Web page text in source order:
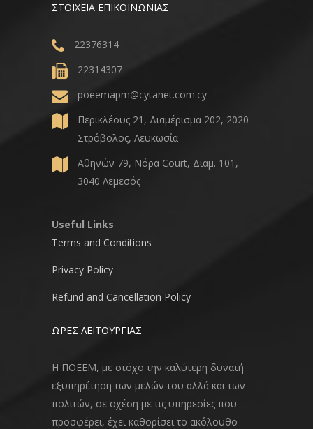
ΣΤΟΙΧΕΙΑ ΕΠΙΚΟΙΝΩΝΙΑΣ
22376314
22314307
poeemapm@cytanet.com.cy
Περικλέους 21, Διαμέρισμα 202, 2020
Στρόβολος, Λευκωσία
Αθηνών 79, Νόρα Court, Διαμ. 101,
3040 Λεμεσός
Useful Links
Terms and Conditions
Privacy Policy
Refund and Cancellation Policy
ΩΡΕΣ ΛΕΙΤΟΥΡΓΙΑΣ
Η ΠΟΕΕΜ, με στόχο την καλύτερη δυνατή
εξυπηρέτηση των μελών του αλλά και των
πολιτών, σε σχέση με τις υπηρεσίες που
προσφέρει, έχει καθορίσει το ακόλουθο